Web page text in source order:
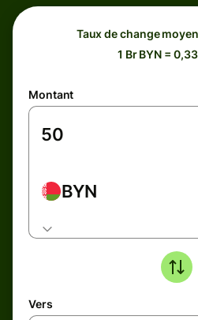
Taux de change
1 Br BYN =
Montant
BYN
Vers